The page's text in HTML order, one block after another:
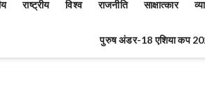
राष्ट्रीय विश्व राजनीति साक्षात्कार
पुरुष अंडर-18 एशिया कप